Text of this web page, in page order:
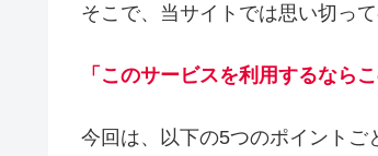
そこで、当サイトでは思い切っ
「このサービスを利用するならこ
今回は、以下の5つのポイントご